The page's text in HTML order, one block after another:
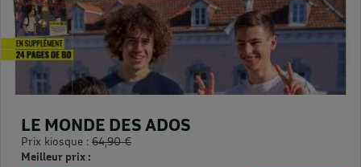
LE MONDE DES ADOS
Prix kiosque : 64,90 €
Meilleur prix :